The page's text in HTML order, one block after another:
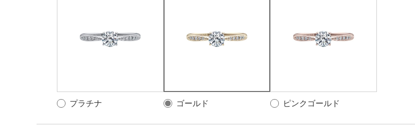
プラチナ ゴールド ピンクゴールド